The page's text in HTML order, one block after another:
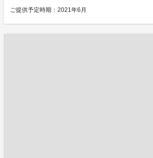
ご提供予定時期：2021年6月